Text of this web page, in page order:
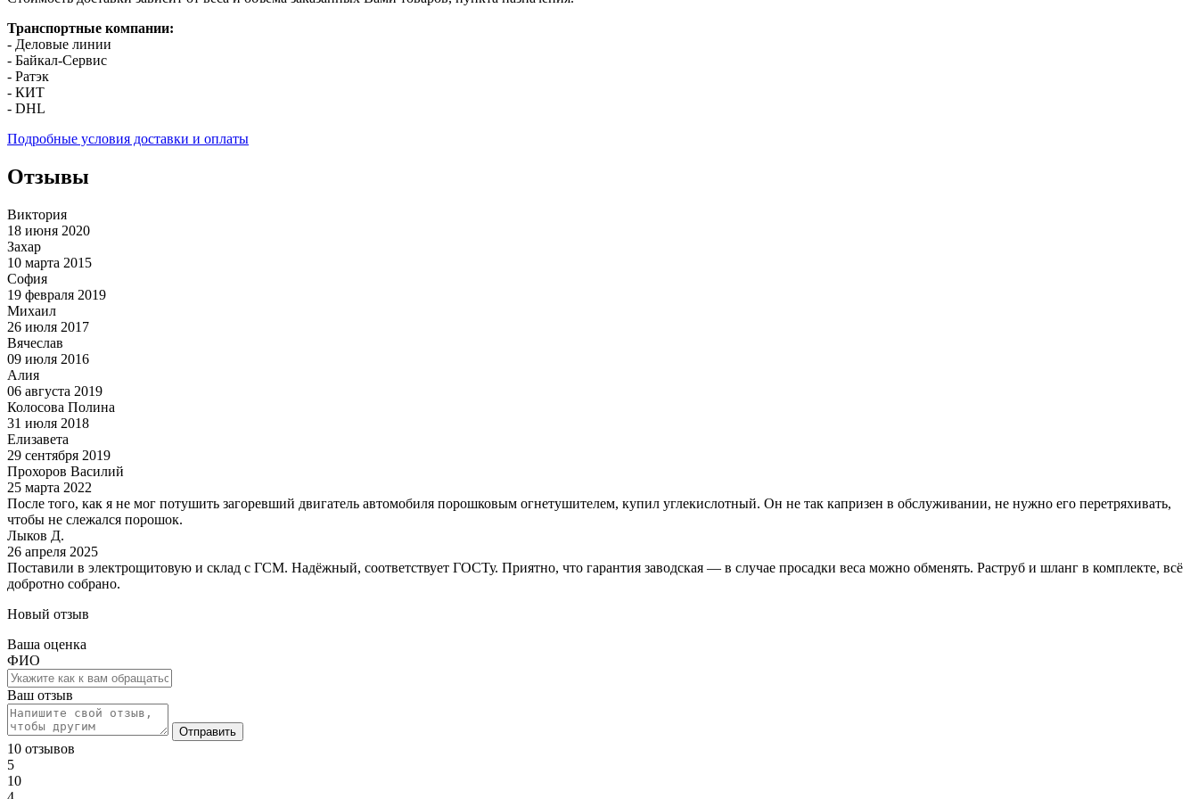
Транспортные компании:
- Деловые линии
- Байкал-Сервис
- Ратэк
- КИТ
- DHL
Подробные условия доставки и оплаты
Отзывы
Виктория
18 июня 2020
Захар
10 марта 2015
София
19 февраля 2019
Михаил
26 июля 2017
Вячеслав
09 июля 2016
Алия
06 августа 2019
Колосова Полина
31 июля 2018
Елизавета
29 сентября 2019
Прохоров Василий
25 марта 2022
После того, как я не мог потушить загоревший двигатель автомобиля порошковым огнетушителем, купил углекислотный. Он не так капризен в обслуживании, не нужно его перетряхивать,
чтобы не слежался порошок.
Лыков Д.
26 апреля 2025
Поставили в электрощитовую и склад с ГСМ. Надёжный, соответствует ГОСТу. Приятно, что гарантия заводская — в случае просадки веса можно обменять. Раструб и шланг в комплекте, всё
добротно собрано.
Новый отзыв
Ваша оценка
ФИО
Ваш отзыв
Отправить
10 отзывов
5
10